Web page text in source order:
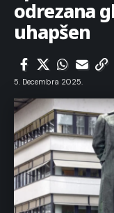
odrezana
uhapšen
5. Decembra 2025.